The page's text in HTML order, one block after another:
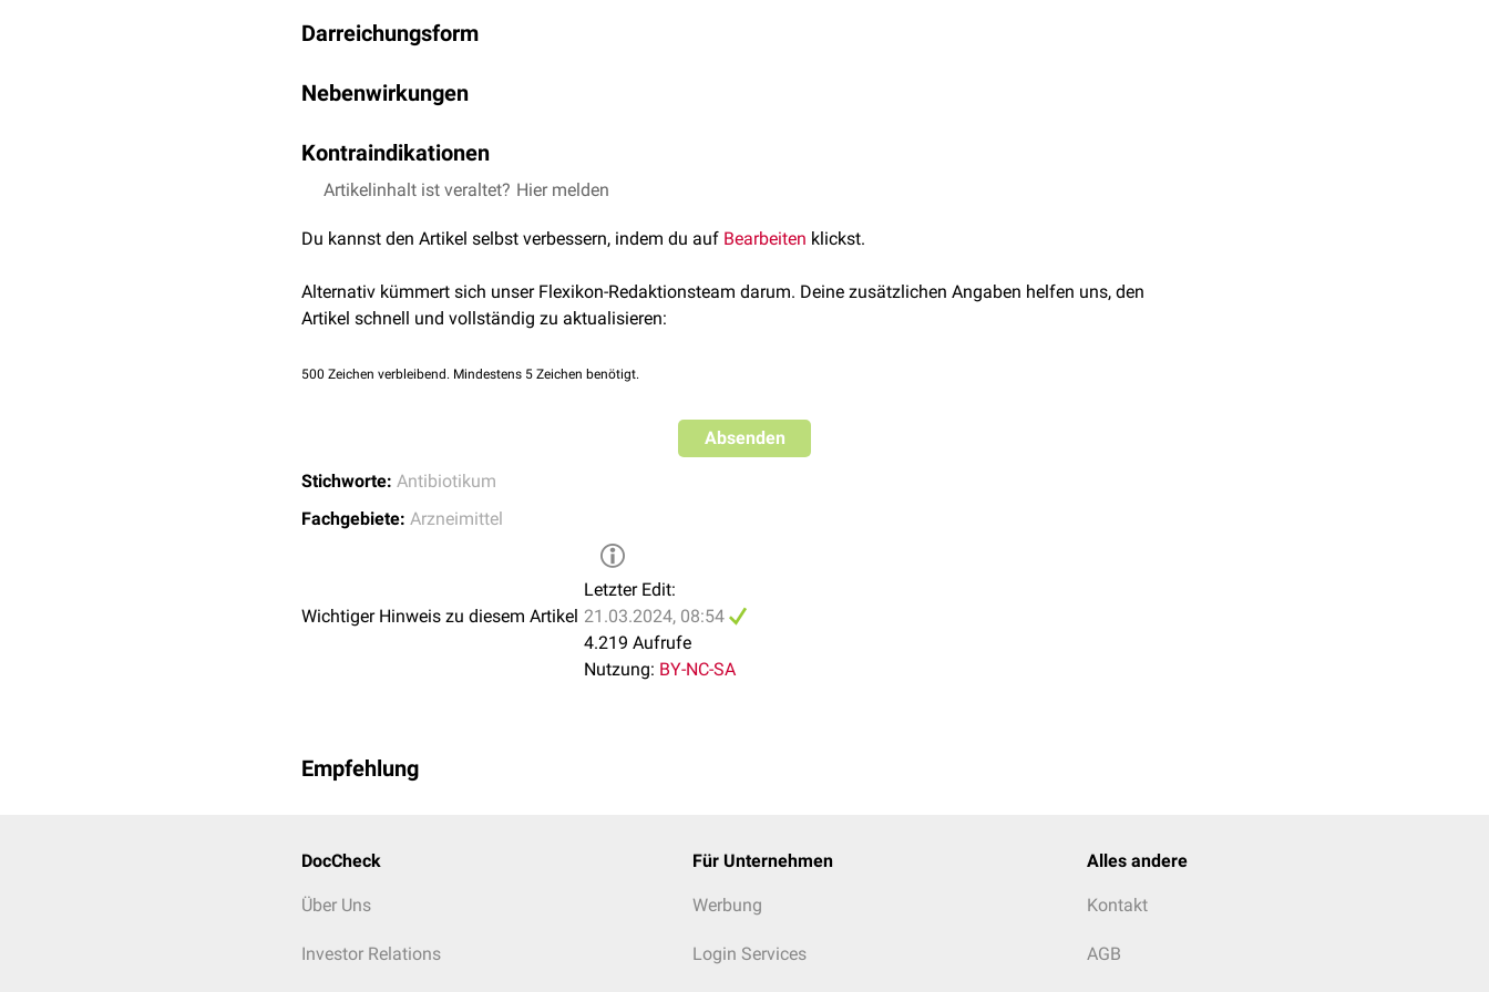
derTherapieder beatmungsassoziierten Pneumonie sowie komplizierter
Darreichungsform
Nebenwirkungen
Kopfschmerzen
Kontraindikationen
Überempfindlichkeitgegenüber dem Wirkstoff beziehungsweise anderen β-Lactam-Antibiotika
Artikelinhalt ist veraltet? Hier melden
Du kannst den Artikel selbst verbessern, indem du auf Bearbeiten klickst.
Alternativ kümmert sich unser Flexikon-Redaktionsteam darum. Deine zusätzlichen Angaben helfen uns, den
Artikel schnell und vollständig zu aktualisieren:
500 Zeichen verbleibend. Mindestens 5 Zeichen benötigt.
Absenden
Stichworte: Antibiotikum
Fachgebiete: Arzneimittel
Wichtiger Hinweis zu diesem Artikel
Letzter Edit:
21.03.2024, 08:54
4.219 Aufrufe
Nutzung: BY-NC-SA
Empfehlung
DocCheck
Über Uns
Investor Relations
Für Unternehmen
Werbung
Login Services
Alles andere
Kontakt
AGB